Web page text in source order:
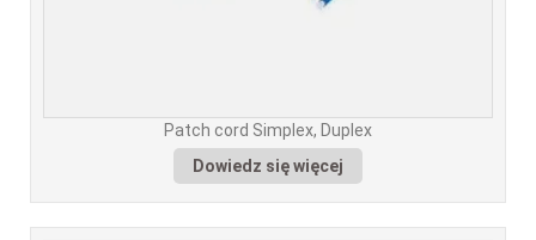
Patch cord Simplex, Duplex
Dowiedz się więcej